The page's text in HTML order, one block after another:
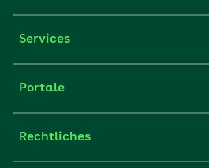
Services
Portale
Rechtliches